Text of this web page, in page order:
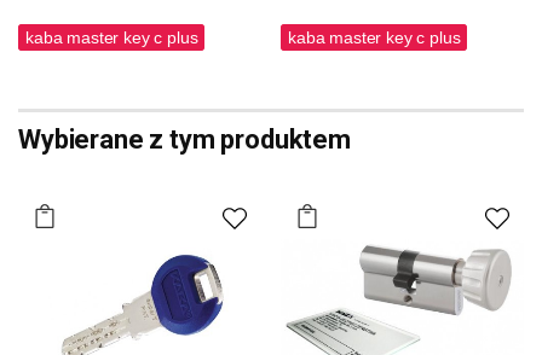
kaba master key c plus kaba master key c plus
Wybierane z tym produktem